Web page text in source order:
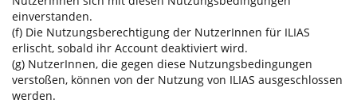
einverstanden.
(f) Die Nutzungsberechtigung der NutzerInnen für ILIAS
erlischt, sobald ihr Account deaktiviert wird.
(g) NutzerInnen, die gegen diese Nutzungsbedingungen
verstoßen, können von der Nutzung von ILIAS ausgeschlossen
werden.